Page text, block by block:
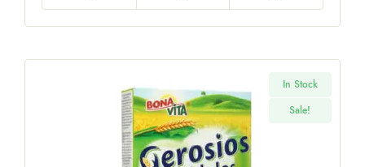
In Stock
Sale!